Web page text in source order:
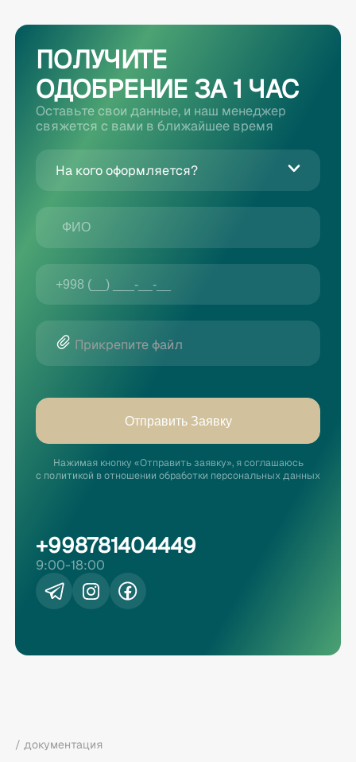
ПОЛУЧИТЕ
ОДОБРЕНИЕ ЗА 1 ЧАС
Оставьте свои данные, и наш менеджер
свяжется с вами в ближайшее время
На кого оформляется?
Прикрепите файл
Отправить Заявку
Нажимая кнопку «Отправить заявку», я соглашаюсь
с политикой в отношении обработки персональных данных
+998781404449
9:00-18:00
/ документация